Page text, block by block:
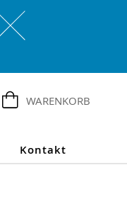
WARENKORB
Kontakt